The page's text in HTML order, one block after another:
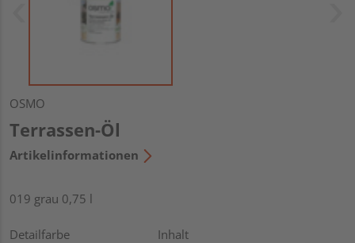
OSMO
Terrassen-Öl
Artikelinformationen
019 grau 0,75 l
Detailfarbe Inhalt